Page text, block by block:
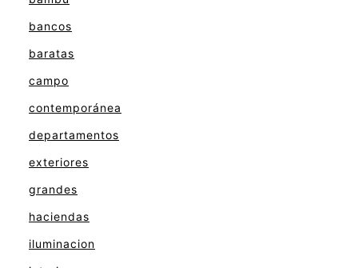
bancos
baratas
campo
contemporánea
departamentos
exteriores
grandes
haciendas
iluminacion